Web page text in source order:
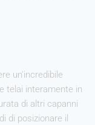
un'incredibile
telai interamente in
di altri capanni
di posizionare il